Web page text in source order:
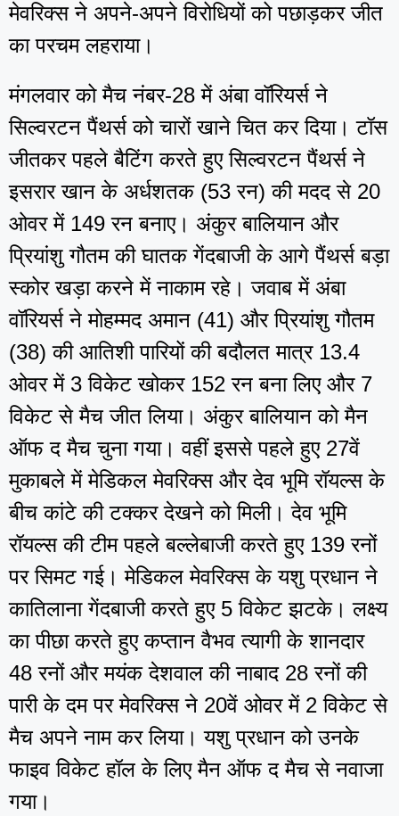
मेवरिक्स ने अपने-अपने विरोधियों को पछाड़कर जीत
का परचम लहराया।
मंगलवार को मैच नंबर-28 में अंबा वॉरियर्स ने
सिल्वरटन पैंथर्स को चारों खाने चित कर दिया। टॉस
जीतकर पहले बैटिंग करते हुए सिल्वरटन पैंथर्स ने
इसरार खान के अर्धशतक (53 रन) की मदद से 20
ओवर में 149 रन बनाए। अंकुर बालियान और
प्रियांशु गौतम की घातक गेंदबाजी के आगे पैंथर्स बड़ा
स्कोर खड़ा करने में नाकाम रहे। जवाब में अंबा
वॉरियर्स ने मोहम्मद अमान (41) और प्रियांशु गौतम
(38) की आतिशी पारियों की बदौलत मात्र 13.4
ओवर में 3 विकेट खोकर 152 रन बना लिए और 7
विकेट से मैच जीत लिया। अंकुर बालियान को मैन
ऑफ द मैच चुना गया। वहीं इससे पहले हुए 27वें
मुकाबले में मेडिकल मेवरिक्स और देव भूमि रॉयल्स के
बीच कांटे की टक्कर देखने को मिली। देव भूमि
रॉयल्स की टीम पहले बल्लेबाजी करते हुए 139 रनों
पर सिमट गई। मेडिकल मेवरिक्स के यशु प्रधान ने
कातिलाना गेंदबाजी करते हुए 5 विकेट झटके। लक्ष्य
का पीछा करते हुए कप्तान वैभव त्यागी के शानदार
48 रनों और मयंक देशवाल की नाबाद 28 रनों की
पारी के दम पर मेवरिक्स ने 20वें ओवर में 2 विकेट से
मैच अपने नाम कर लिया। यशु प्रधान को उनके
फाइव विकेट हॉल के लिए मैन ऑफ द मैच से नवाजा
गया।